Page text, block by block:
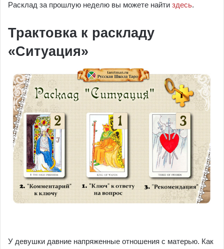
Расклад за прошлую неделю вы можете найти здесь.
Трактовка к раскладу
«Ситуация»
У девушки давние напряженные отношения с матерью. Как